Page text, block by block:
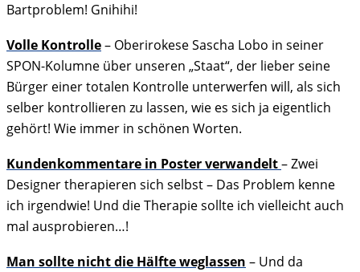
Bartproblem! Gnihihi!
Volle Kontrolle– Oberirokese Sascha Lobo in seiner
SPON-Kolumne über unseren „Staat“, der lieber seine
Bürger einer totalen Kontrolle unterwerfen will, als sich
selber kontrollieren zu lassen, wie es sich ja eigentlich
gehört! Wie immer in schönen Worten.
Kundenkommentare in Poster verwandelt– Zwei
Designer therapieren sich selbst – Das Problem kenne
ich irgendwie! Und die Therapie sollte ich vielleicht auch
mal ausprobieren…!
Man sollte nicht die Hälfte weglassen – Und da